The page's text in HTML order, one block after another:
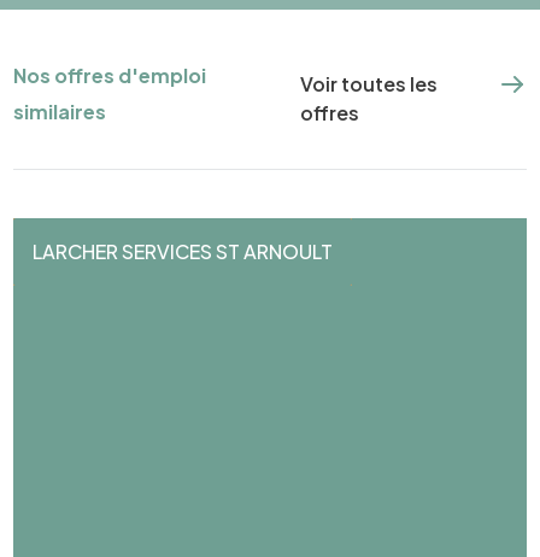
Nos offres d'emploi
similaires
Voir toutes les
offres
LARCHER SERVICES ST ARNOULT